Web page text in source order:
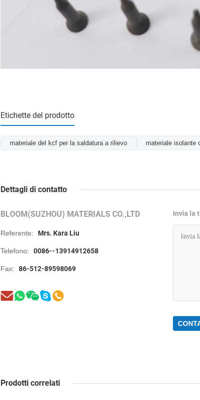
Etichette del prodotto
materiale del kcf per la saldatura a rilievo materiale isolante
Dettagli di contatto
BLOOM(SUZHOU) MATERIALS CO.,LTD
Referente: Mrs. Kara Liu
Telefono: 0086--13914912658
Fax: 86-512-89598069
Invia la
Prodotti correlati